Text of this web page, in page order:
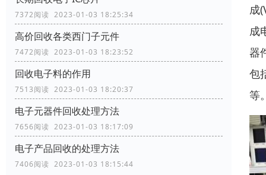
7372阅读 2023-01-03 18:25:34
高价回收各类西门子元件
7472阅读 2023-01-03 18:23:52
回收电子料的作用
7513阅读 2023-01-03 18:20:37
电子元器件回收处理方法
7656阅读 2023-01-03 18:17:09
电子产品回收的处理方法
7406阅读 2023-01-03 18:15:44
成
成
器
包
等